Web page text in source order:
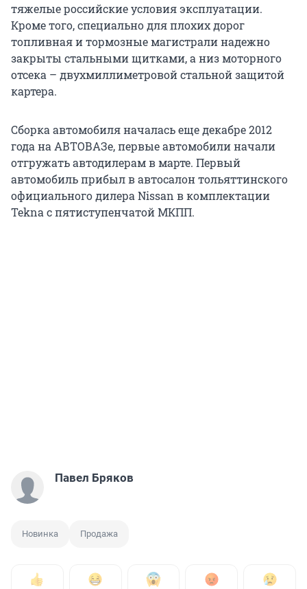
тяжелые российские условия эксплуатации.
Кроме того, специально для плохих дорог
топливная и тормозные магистрали надежно
закрыты стальными щитками, а низ моторного
отсека – двухмиллиметровой стальной защитой
картера.
Сборка автомобиля началась еще декабре 2012
года на АВТОВАЗе, первые автомобили начали
отгружать автодилерам в марте. Первый
автомобиль прибыл в автосалон тольяттинского
официального дилера Nissan в комплектации
Tekna с пятиступенчатой МКПП.
Павел Бряков
Новинка Продажа